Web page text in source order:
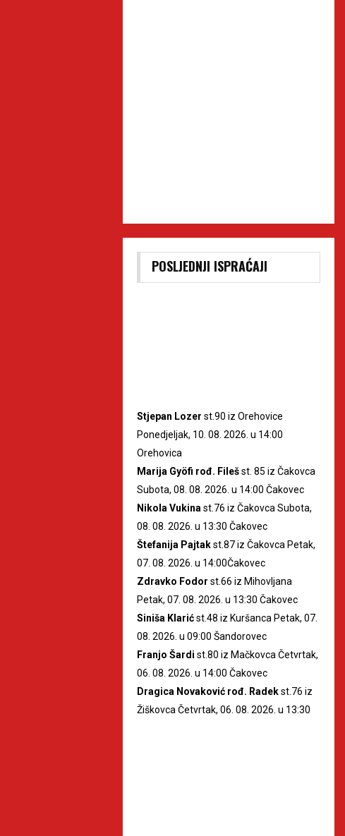
POSLJEDNJI ISPRAĆAJI
Stjepan Lozer st.90 iz Orehovice
Ponedjeljak, 10. 08. 2026. u 14:00
Orehovica
Marija Gyöfi rođ. Filešst. 85 iz Čakovca
Subota, 08. 08. 2026. u 14:00 Čakovec
Nikola Vukina st.76 iz Čakovca Subota,
08. 08. 2026. u 13:30 Čakovec
Štefanija Pajtakst.87 iz Čakovca Petak,
07. 08. 2026. u 14:00Čakovec
Zdravko Fodor st.66 iz Mihovljana
Petak, 07. 08. 2026. u 13:30 Čakovec
Siniša Klarićst.48 iz Kuršanca Petak, 07.
08. 2026. u 09:00 Šandorovec
Franjo Šardi st.80 iz Mačkovca Četvrtak,
06. 08. 2026. u 14:00 Čakovec
Dragica Novaković rođ. Radekst.76 iz
Žiškovca Četvrtak, 06. 08. 2026. u 13:30